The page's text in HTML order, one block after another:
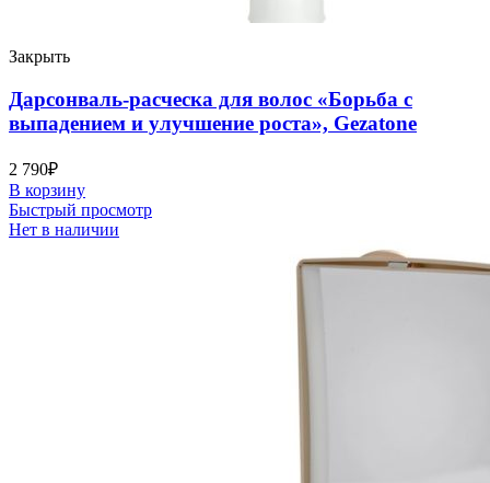
Закрыть
Дарсонваль-расческа для волос «Борьба с
выпадением и улучшение роста», Gezatone
2 790₽
В корзину
Быстрый просмотр
Нет в наличии